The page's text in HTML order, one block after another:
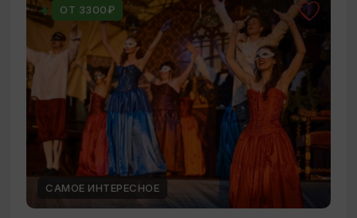
ОТ 3300₽
САМОЕ ИНТЕРЕСНОЕ